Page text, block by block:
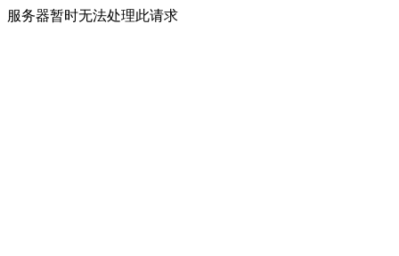
服务器暂时无法处理此请求